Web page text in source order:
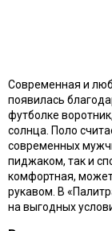
Современная и
появилась
футболке
солнца. Поло
современных
пиджаком, так и
комфортная,
рукавом. В
на выгодных